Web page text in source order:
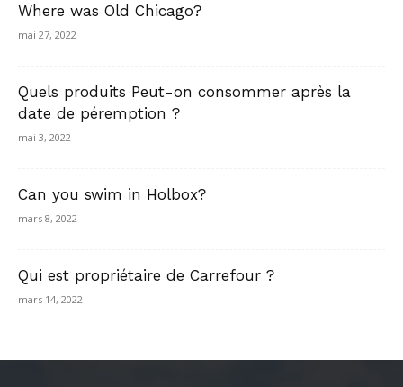
Where was Old Chicago?
mai 27, 2022
Quels produits Peut-on consommer après la
date de péremption ?
mai 3, 2022
Can you swim in Holbox?
mars 8, 2022
Qui est propriétaire de Carrefour ?
mars 14, 2022